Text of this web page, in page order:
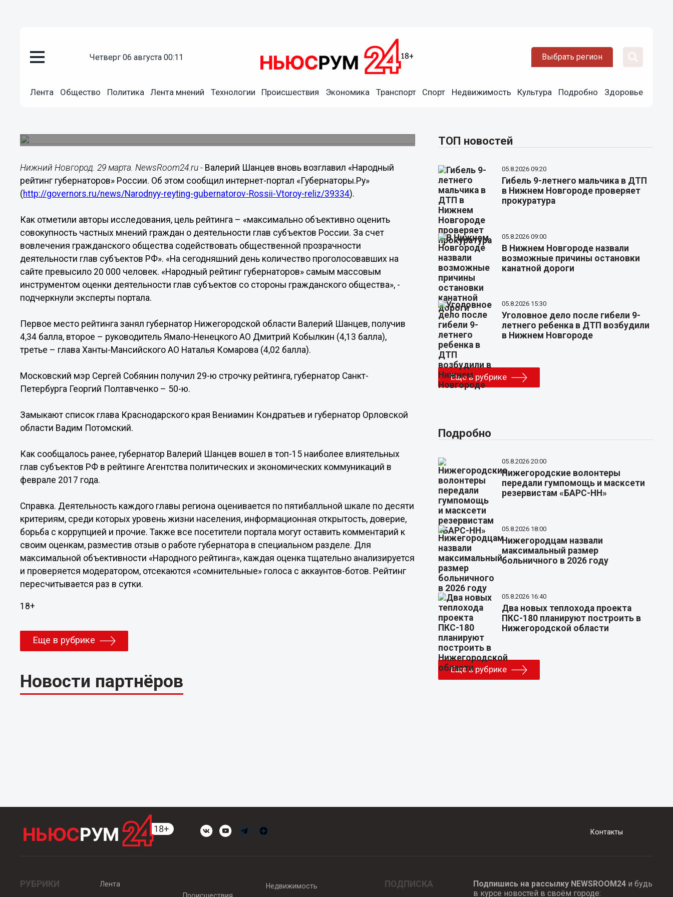
четверг 06 августа 00:11 Выбрать регион
Лента Общество Политика Лента мнений Технологии Происшествия Экономика Транспорт Спорт Недвижимость Культура Подробно Здоровье
Валерия Шанцева вновь признали самым народным
Нижний Новгород. 29 марта. NewsRoom24.ru - Валерий Шанцев вновь возглавил «Народный
рейтинг губернаторов» России. Об этом сообщил интернет-портал «Губернаторы.Ру»
(http://governors.ru/news/Narodnyy-reyting-gubernatorov-Rossii-Vtoroy-reliz/39334).
Как отметили авторы исследования, цель рейтинга – «максимально объективно оценить
совокупность частных мнений граждан о деятельности глав субъектов России. За счет
вовлечения гражданского общества содействовать общественной прозрачности
деятельности глав субъектов РФ». «На сегодняшний день количество проголосовавших на
сайте превысило 20 000 человек. «Народный рейтинг губернаторов» самым массовым
инструментом оценки деятельности глав субъектов со стороны гражданского общества», -
подчеркнули эксперты портала.
Первое место рейтинга занял губернатор Нижегородской области Валерий Шанцев, получив
4,34 балла, второе – руководитель Ямало-Ненецкого АО Дмитрий Кобылкин (4,13 балла),
третье – глава Ханты-Мансийского АО Наталья Комарова (4,02 балла).
Московский мэр Сергей Собянин получил 29-ю строчку рейтинга, губернатор Санкт-
Петербурга Георгий Полтавченко – 50-ю.
Замыкают список глава Краснодарского края Вениамин Кондратьев и губернатор Орловской
области Вадим Потомский.
Как сообщалось ранее, губернатор Валерий Шанцев вошел в топ-15 наиболее влиятельных
глав субъектов РФ в рейтинге Агентства политических и экономических коммуникаций в
феврале 2017 года.
Справка. Деятельность каждого главы региона оценивается по пятибалльной шкале по десяти
критериям, среди которых уровень жизни населения, информационная открытость, доверие,
борьба с коррупцией и прочие. Также все посетители портала могут оставить комментарий к
своим оценкам, разместив отзыв о работе губернатора в специальном разделе. Для
максимальной объективности «Народного рейтинга», каждая оценка тщательно анализируется
и проверяется модератором, отсекаются «сомнительные» голоса с аккаунтов-ботов. Рейтинг
пересчитывается раз в сутки.
18+
Еще в рубрике
Новости партнёров
ТОП новостей
05.8.2026 09:20
Гибель 9-летнего мальчика в ДТП
в Нижнем Новгороде проверяет
прокуратура
05.8.2026 09:00
В Нижнем Новгороде назвали
возможные причины остановки
канатной дороги
05.8.2026 15:30
Уголовное дело после гибели 9-
летнего ребенка в ДТП возбудили
в Нижнем Новгороде
Еще в рубрике
Подробно
05.8.2026 20:00
Нижегородские волонтеры
передали гумпомощь и масксети
резервистам «БАРС-НН»
05.8.2026 18:00
Нижегородцам назвали
максимальный размер
больничного в 2026 году
05.8.2026 16:40
Два новых теплохода проекта
ПКС-180 планируют построить в
Нижегородской области
Еще в рубрике
Контакты
РУБРИКИ
Лента
Недвижимость ПОДПИСКА Подпишись на рассылку NEWSROOM24и будь
в курсе новостей в своём городе: